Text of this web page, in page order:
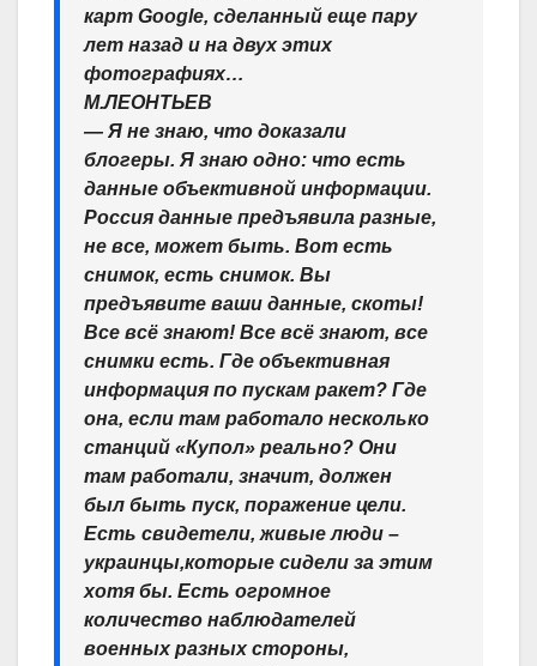
карт Google, сделанный еще пару
лет назад и на двух этих
фотографиях…
М.ЛЕОНТЬЕВ
― Я не знаю, что доказали
блогеры. Я знаю одно: что есть
данные объективной информации.
Россия данные предъявила разные,
не все, может быть. Вот есть
снимок, есть снимок. Вы
предъявите ваши данные, скоты!
Все всё знают! Все всё знают, все
снимки есть. Где объективная
информация по пускам ракет? Где
она, если там работало несколько
станций «Купол» реально? Они
там работали, значит, должен
был быть пуск, поражение цели.
Есть свидетели, живые люди –
украинцы,которые сидели за этим
хотя бы. Есть огромное
количество наблюдателей
военных разных стороны,